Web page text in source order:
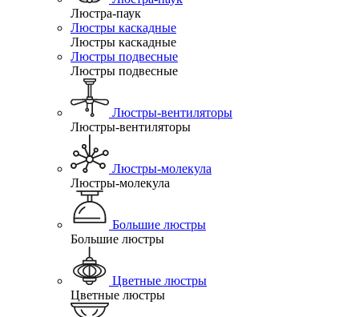
Люстра-паук
Люстры каскадные
Люстры каскадные
Люстры подвесные
Люстры подвесные
Люстры-вентиляторы
Люстры-вентиляторы
Люстры-молекула
Люстры-молекула
Большие люстры
Большие люстры
Цветные люстры
Цветные люстры